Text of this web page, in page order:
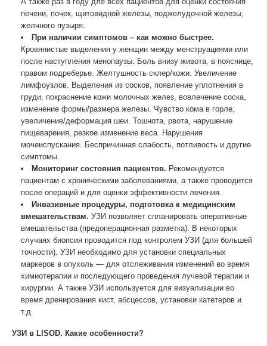
печени, почек, щитовидной железы, поджелудочной железы,
желчного пузыря.
При наличии симптомов – как можно быстрее.
Кровянистые выделения у женщин между менструациями или
после наступления менопаузы. Боль внизу живота, в пояснице,
правом подреберье. Желтушность склер/кожи. Увеличение
лимфоузлов. Выделения из сосков, появление уплотнения в
груди, покраснение кожи молочных желез, вовлечение соска,
изменение формы/размера железы. Чувство кома в горле,
увеличение/деформация шеи. Тошнота, рвота, нарушение
пищеварения, резкое изменение веса. Нарушения
мочеиспускания. Беспричинная слабость, потливость и другие
симптомы.
Мониторинг состояния пациентов. Рекомендуется
пациентам с хроническими заболеваниями, а также проводится
после операций и для оценки эффективности лечения.
Инвазивные процедуры, подготовка к медицинским
вмешательствам. УЗИ позволяет спланировать оперативные
вмешательства (предоперационная разметка). В некоторых
случаях биопсия проводится под контролем УЗИ (для большей
точности). УЗИ необходимо для установки специальных
маркеров в опухоль — для отслеживания изменений во время
химиотерапии и последующего проведения лучевой терапии и
хирургии. А также УЗИ используется для визуализации во
время дренирования кист, абсцессов, установки катетеров и
т.д.
УЗИ в LISOD. Какие особенности?